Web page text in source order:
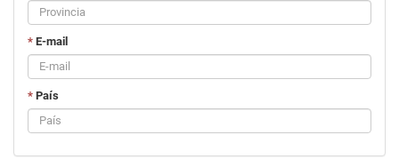
* E-mail
* País